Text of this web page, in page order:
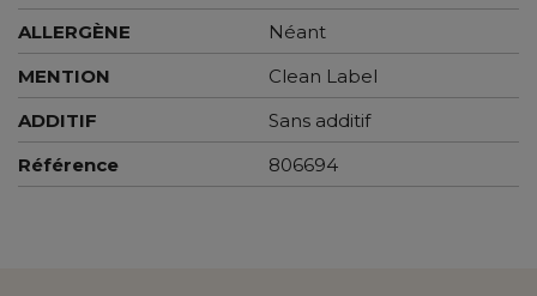
ALLERGÈNE
Néant
MENTION
Clean Label
ADDITIF
Sans additif
Référence
806694